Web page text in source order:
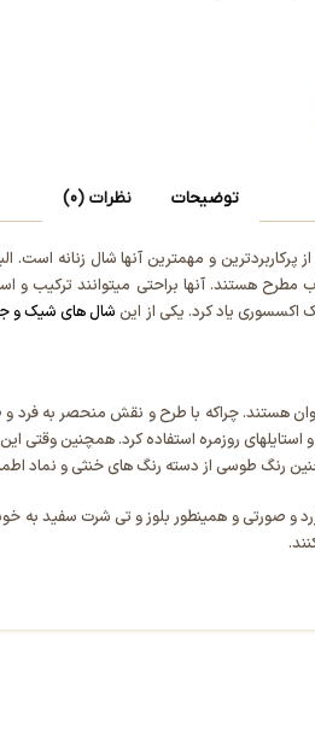
توضیحات نظرات (0)
پرکاربردترین و مهمترین آنها شال زنانه
هستند. آنها براحتی میتوانند ترکیب و
اکسسوری یاد کرد. یکی از این شال های شیک و
هستند. چراکه با طرح و نقش منحصر به فرد و
استایلهای روزمره استفاده کرد. همچنین وقتی
رنگ طوسی از دسته رنگ های خنثی و نماد
و صورتی و همینطور بلوز و تی شرت سفید به